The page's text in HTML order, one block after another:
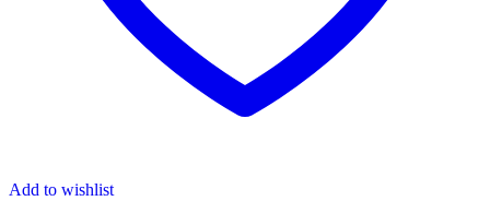
Add to wishlist